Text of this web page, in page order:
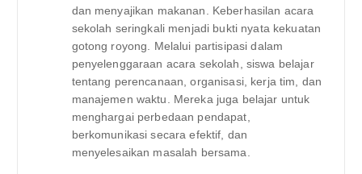
dan menyajikan makanan. Keberhasilan acara
sekolah seringkali menjadi bukti nyata kekuatan
gotong royong. Melalui partisipasi dalam
penyelenggaraan acara sekolah, siswa belajar
tentang perencanaan, organisasi, kerja tim, dan
manajemen waktu. Mereka juga belajar untuk
menghargai perbedaan pendapat,
berkomunikasi secara efektif, dan
menyelesaikan masalah bersama.